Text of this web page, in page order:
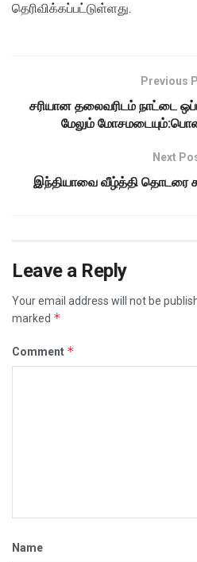
தெரிவிக்கப்பட்டுள்ளது.
Previous
சரியான தலைவரிடம் நாட்டை
மேலும்
Next
இந்தியாவை வீழ்த்தி தொடரை
Leave a Reply
Your email address will not be
marked *
Comment *
Name